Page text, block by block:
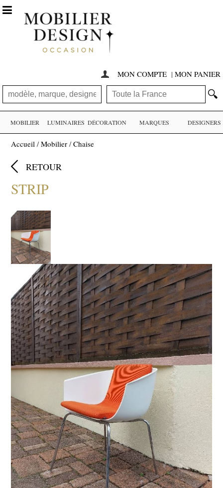
 MON COMPTE | MON PANIER
🔍

MOBILIER LUMINAIRES DÉCORATION MARQUES DESIGNERS
Accueil /Mobilier /Chaise
 RETOUR
STRIP